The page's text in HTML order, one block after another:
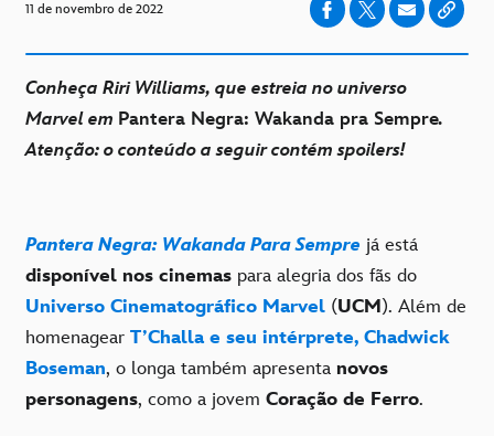
11 de novembro de 2022
Conheça Riri Williams, que estreia no universo
Marvel em Pantera Negra: Wakanda pra Sempre.
Atenção: o conteúdo a seguir contém spoilers!
Pantera Negra: Wakanda Para Sempre já está
disponível nos cinemas para alegria dos fãs do
Universo Cinematográfico Marvel (UCM). Além de
homenagear T’Challa e seu intérprete, Chadwick
Boseman, o longa também apresenta novos
personagens, como a jovem Coração de Ferro.